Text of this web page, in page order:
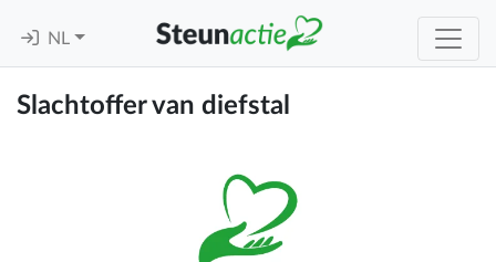
NL
Slachtoffer van diefstal